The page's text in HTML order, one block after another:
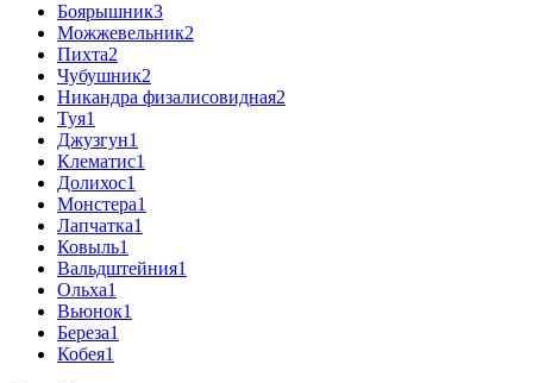
Боярышник3
Можжевельник2
Пихта2
Чубушник2
Никандра физалисовидная2
Туя1
Джузгун1
Клематис1
Долихос1
Монстера1
Лапчатка1
Ковыль1
Вальдштейния1
Ольха1
Вьюнок1
Береза1
Кобея1